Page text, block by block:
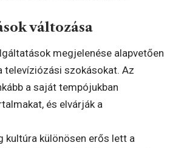
változása
megjelenése alapvetően
televíziózási szokásokat. Az
a saját tempójukban
és elvárják a
kultúra különösen erős lett a